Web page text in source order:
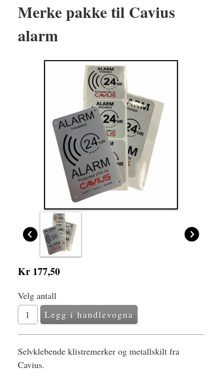
Merke pakke til Cavius
alarm
Kr 177,50
Velg antall
Selvklebende klistremerker og metallskilt fra
Cavius.